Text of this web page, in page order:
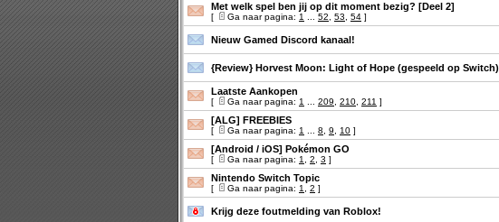
Met welk spel ben jij op dit moment bezig? [Deel 2]
[ Ga naar pagina: 1 52 53 54 ]
Nieuw Gamed Discord kanaal!
{Review} Horvest Moon: Light of Hope (gespeeld op Switch)
Laatste Aankopen
[ Ga naar pagina: 1 209 210 211 ]
[ALG] FREEBIES
[ Ga naar pagina: 1 8 9 10 ]
[Android / iOS] Pokémon GO
[ Ga naar pagina: 1 2 3 ]
Nintendo Switch Topic
[ Ga naar pagina: 1 2 ]
Krijg deze foutmelding van Roblox!